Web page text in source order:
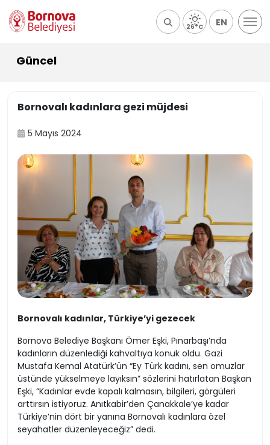
26°C EN
Güncel
Bornovalı kadınlara gezi müjdesi
5 Mayıs 2024
Bornovalı kadınlar, Türkiye’yi gezecek
Bornova Belediye Başkanı Ömer Eşki, Pınarbaşı’nda
kadınların düzenlediği kahvaltıya konuk oldu. Gazi
Mustafa Kemal Atatürk’ün “Ey Türk kadını, sen omuzlar
üstünde yükselmeye layıksın” sözlerini hatırlatan Başkan
Eşki, “Kadınlar evde kapalı kalmasın, bilgileri, görgüleri
arttırsın istiyoruz. Anıtkabir’den Çanakkale’ye kadar
Türkiye’nin dört bir yanına Bornovalı kadınlara özel
seyahatler düzenleyeceğiz” dedi.